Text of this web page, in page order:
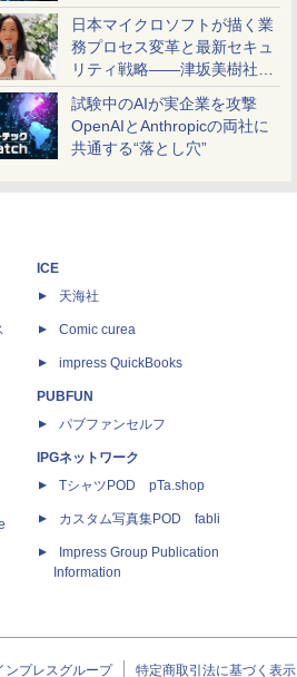
かした「AI商談記録 for
RICOH」を展開へ
日本マイクロソフトが描く業
務プロセス変革と最新セキュ
リティ戦略――津坂美樹社長
が2027年度戦略を説明
試験中のAIが実企業を攻撃
OpenAIとAnthropicの両社に
共通する“落とし穴”
ICE
天海社
Comic curea
impress QuickBooks
PUBFUN
パブファンセルフ
IPGネットワーク
TシャツPOD pTa.shop
カスタム写真集POD fabli
Impress Group Publication
Information
ンプレスグループ 特定商取引法に基づく表示